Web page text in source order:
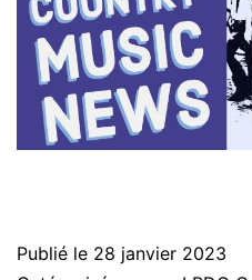
Publié le 28 janvier 2023